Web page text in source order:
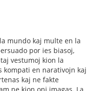
mundo kaj multe en la
por ies biasoj,
vestumoj kion la
kompati en narativojn kaj
kaj ne fakte